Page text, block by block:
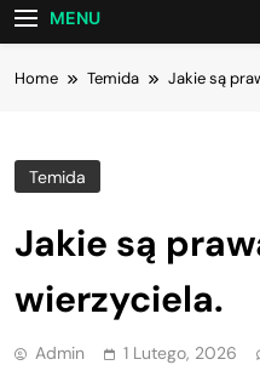
MENU
Home Temida Jakie są
Temida
Jakie są
wierzyciela.
Admin 1 Lutego, 2026